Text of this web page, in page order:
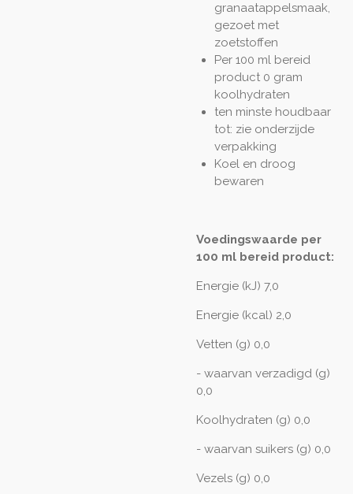
granaatappelsmaak,
gezoet met
zoetstoffen
Per 100 ml bereid
product 0 gram
koolhydraten
ten minste houdbaar
tot: zie onderzijde
verpakking
Koel en droog
bewaren
Voedingswaarde per
100 ml bereid product:
Energie (kJ) 7,0
Energie (kcal) 2,0
Vetten (g) 0,0
- waarvan verzadigd (g)
0,0
Koolhydraten (g) 0,0
- waarvan suikers (g) 0,0
Vezels (g) 0,0